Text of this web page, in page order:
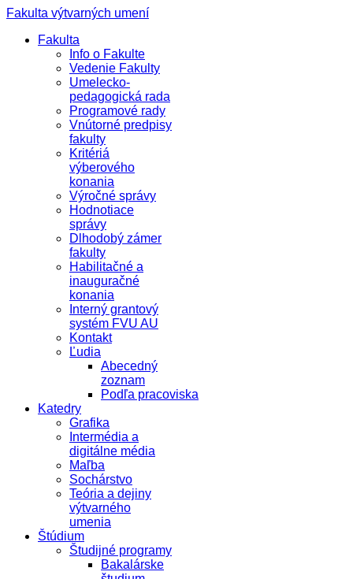
Fakulta výtvarných umení
Fakulta
Info o Fakulte
Vedenie Fakulty
Umelecko-
pedagogická rada
Programové rady
Vnútorné predpisy
fakulty
Kritériá
výberového
konania
Výročné správy
Hodnotiace
správy
Dlhodobý zámer
fakulty
Habilitačné a
inauguračné
konania
Interný grantový
systém FVU AU
Kontakt
Ľudia
Abecedný
zoznam
Podľa pracoviska
Katedry
Grafika
Intermédia a
digitálne média
Maľba
Sochárstvo
Teória a dejiny
výtvarného
umenia
Štúdium
Študijné programy
Bakalárske